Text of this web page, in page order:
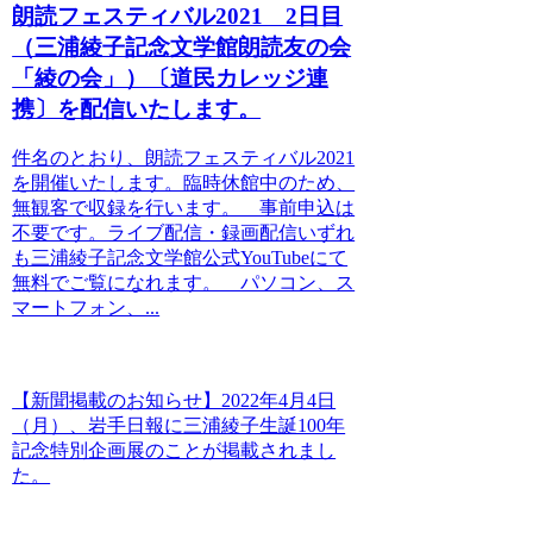
朗読フェスティバル2021 2日目
（三浦綾子記念文学館朗読友の会
「綾の会」）〔道民カレッジ連
携〕を配信いたします。
件名のとおり、朗読フェスティバル2021
を開催いたします。臨時休館中のため、
無観客で収録を行います。 事前申込は
不要です。ライブ配信・録画配信いずれ
も三浦綾子記念文学館公式YouTubeにて
無料でご覧になれます。 パソコン、ス
マートフォン、...
【新聞掲載のお知らせ】2022年4月4日
（月）、岩手日報に三浦綾子生誕100年
記念特別企画展のことが掲載されまし
た。